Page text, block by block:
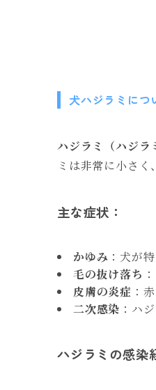
犬ハジラミにつ
ハジラミ（ハジラ
ミは非常に小さ
主な症状：
かゆみ ：犬が
毛の抜け落ち
皮膚の炎症 ：
二次感染 ：ハ
ハジラミの感染